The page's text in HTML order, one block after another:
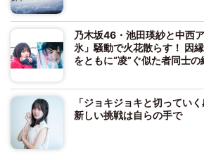
乃木坂46・池田瑛紗と中西
氷」騒動で火花散らす！ 因
をともに“凌”ぐ似た者同士の
「ジョキジョキと切ってい
新しい挑戦は自らの手で